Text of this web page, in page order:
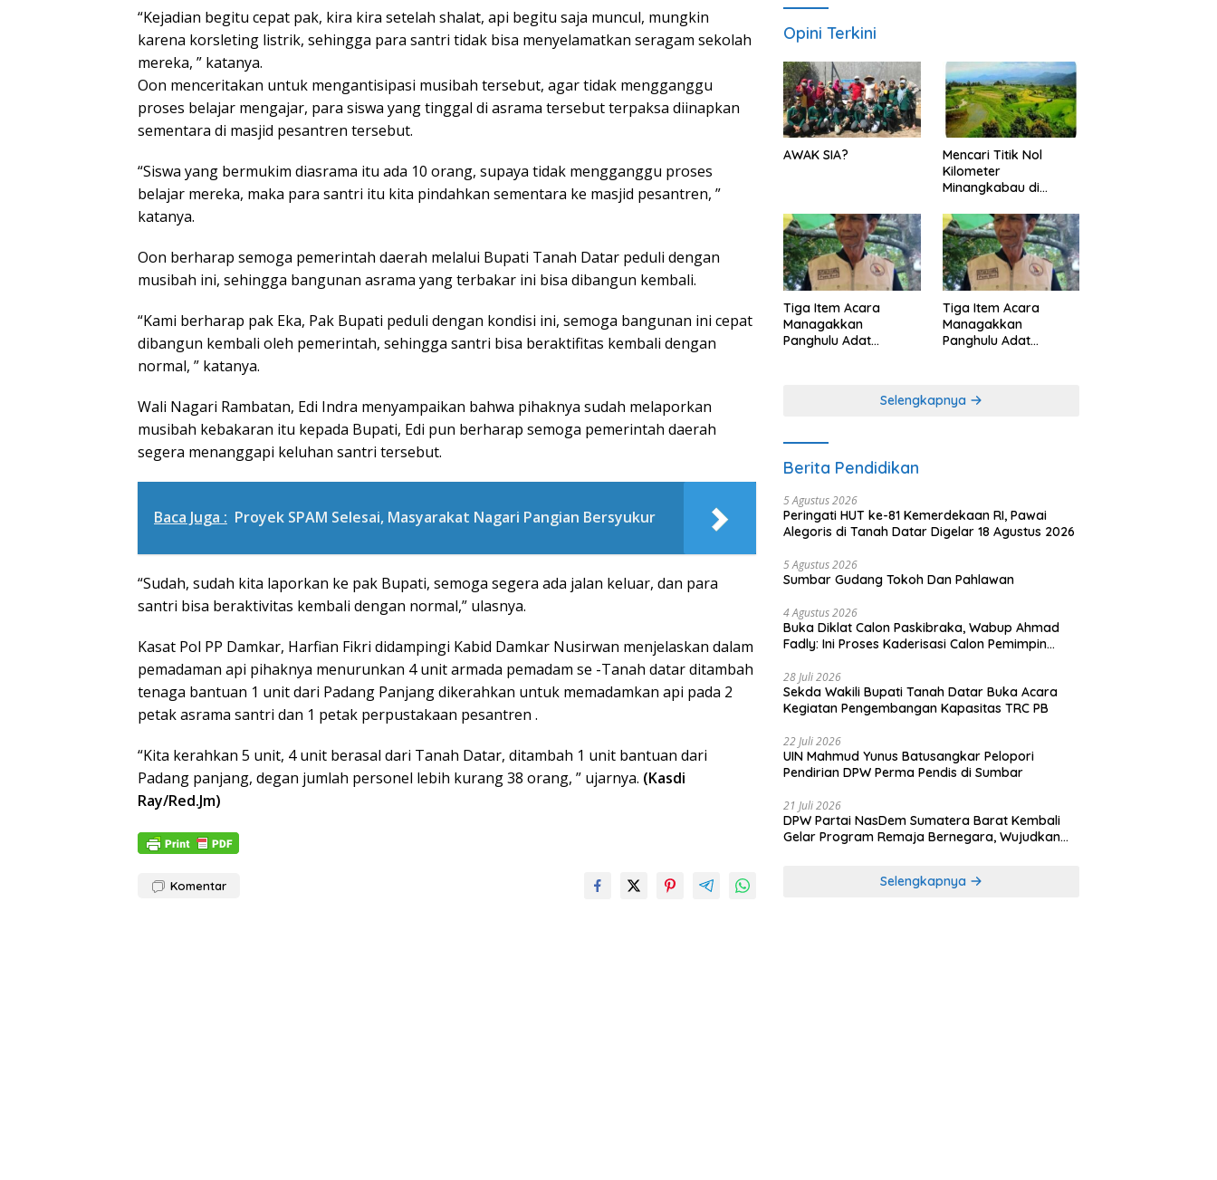
“Kejadian begitu cepat pak, kira kira setelah shalat, api begitu saja muncul, mungkin
karena korsleting listrik, sehingga para santri tidak bisa menyelamatkan seragam sekolah
mereka, ” katanya.
Oon menceritakan untuk mengantisipasi musibah tersebut, agar tidak mengganggu
proses belajar mengajar, para siswa yang tinggal di asrama tersebut terpaksa diinapkan
sementara di masjid pesantren tersebut.
“Siswa yang bermukim diasrama itu ada 10 orang, supaya tidak mengganggu proses
belajar mereka, maka para santri itu kita pindahkan sementara ke masjid pesantren, ”
katanya.
Oon berharap semoga pemerintah daerah melalui Bupati Tanah Datar peduli dengan
musibah ini, sehingga bangunan asrama yang terbakar ini bisa dibangun kembali.
“Kami berharap pak Eka, Pak Bupati peduli dengan kondisi ini, semoga bangunan ini cepat
dibangun kembali oleh pemerintah, sehingga santri bisa beraktifitas kembali dengan
normal, ” katanya.
Wali Nagari Rambatan, Edi Indra menyampaikan bahwa pihaknya sudah melaporkan
musibah kebakaran itu kepada Bupati, Edi pun berharap semoga pemerintah daerah
segera menanggapi keluhan santri tersebut.
Baca Juga : Proyek SPAM Selesai, Masyarakat Nagari Pangian Bersyukur
“Sudah, sudah kita laporkan ke pak Bupati, semoga segera ada jalan keluar, dan para
santri bisa beraktivitas kembali dengan normal,” ulasnya.
Kasat Pol PP Damkar, Harfian Fikri didampingi Kabid Damkar Nusirwan menjelaskan dalam
pemadaman api pihaknya menurunkan 4 unit armada pemadam se -Tanah datar ditambah
tenaga bantuan 1 unit dari Padang Panjang dikerahkan untuk memadamkan api pada 2
petak asrama santri dan 1 petak perpustakaan pesantren .
“Kita kerahkan 5 unit, 4 unit berasal dari Tanah Datar, ditambah 1 unit bantuan dari
Padang panjang, degan jumlah personel lebih kurang 38 orang, ” ujarnya. (Kasdi
Ray/Red.Jm)
Komentar
Opini Terkini
AWAK SIA?
Mencari Titik Nol
Kilometer
Minangkabau di
Dimanakah Lokasi
nya?
Tiga Item Acara
Managakkan
Panghulu Adat
Tiga Item Acara
Managakkan
Panghulu Adat
Selengkapnya
Berita Pendidikan
5 Agustus 2026
Peringati HUT ke-81 Kemerdekaan RI, Pawai
Alegoris di Tanah Datar Digelar 18 Agustus 2026
5 Agustus 2026
Sumbar Gudang Tokoh Dan Pahlawan
4 Agustus 2026
Buka Diklat Calon Paskibraka, Wabup Ahmad
Fadly: Ini Proses Kaderisasi Calon Pemimpin
28 Juli 2026
Sekda Wakili Bupati Tanah Datar Buka Acara
Kegiatan Pengembangan Kapasitas TRC PB
22 Juli 2026
UIN Mahmud Yunus Batusangkar Pelopori
Pendirian DPW Perma Pendis di Sumbar
21 Juli 2026
DPW Partai NasDem Sumatera Barat Kembali
Gelar Program Remaja Bernegara, Wujudkan
Selengkapnya